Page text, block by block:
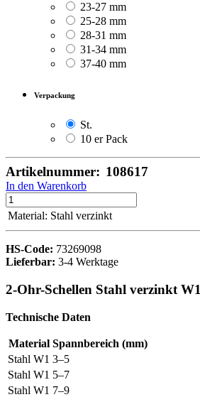
23-27 mm
25-28 mm
28-31 mm
31-34 mm
37-40 mm
Verpackung
St.
10 er Pack
Artikelnummer: 108617
In den Warenkorb
Material: Stahl verzinkt
HS-Code: 73269098
Lieferbar: 3-4 Werktage
2-Ohr-Schellen Stahl verzinkt W1
Technische Daten
Material Spannbereich (mm)
Stahl W1 3–5
Stahl W1 5–7
Stahl W1 7–9